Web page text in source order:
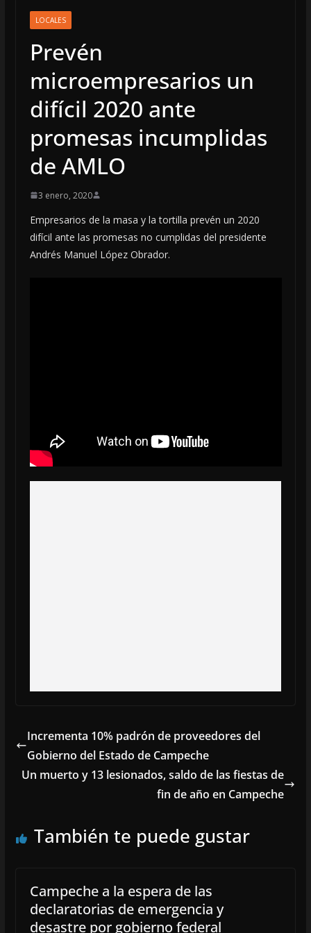
LOCALES
Prevén
microempresarios un
difícil 2020 ante
promesas incumplidas
de AMLO
3 enero, 2020
Empresarios de la masa y la tortilla prevén un 2020
difícil ante las promesas no cumplidas del presidente
Andrés Manuel López Obrador.
Incrementa 10% padrón de proveedores del
Gobierno del Estado de Campeche
Un muerto y 13 lesionados, saldo de las fiestas de
fin de año en Campeche
También te puede gustar
Campeche a la espera de las
declaratorias de emergencia y
desastre por gobierno federal